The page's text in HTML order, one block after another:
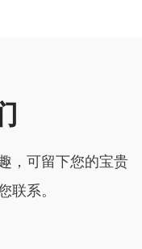
，可留下您的宝贵
联系。